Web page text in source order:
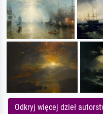
Odkryj więcej dzieł